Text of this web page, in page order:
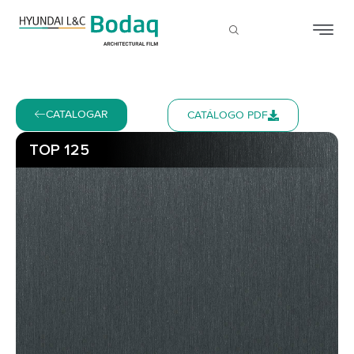
CATALOGAR CATÁLOGO PDF
TOP 125